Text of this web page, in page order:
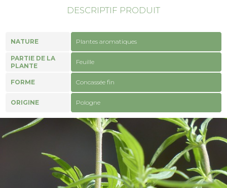
DESCRIPTIF PRODUIT
NATURE Plantes aromatiques
PARTIE DE LA
PLANTE
Feuille
FORME Concassée fin
ORIGINE Pologne